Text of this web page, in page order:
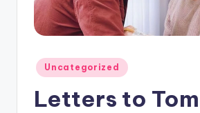
Posted
in
Uncategorized
Letters to